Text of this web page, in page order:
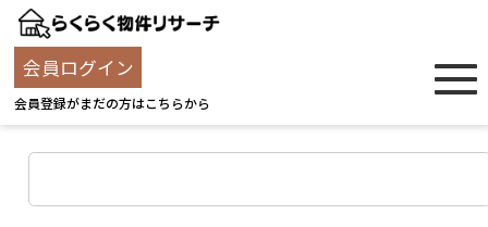
会員ログイン
会員登録がまだの方はこちらから
ユーザー名